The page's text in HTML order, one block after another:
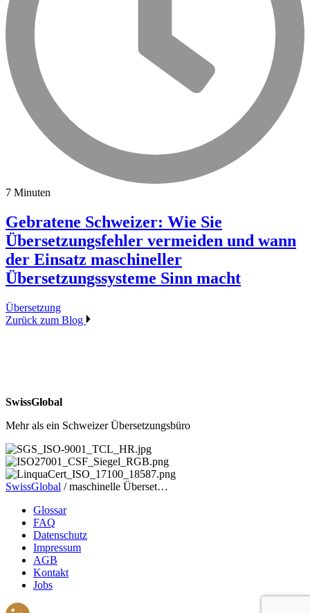
7 Minuten
Gebratene Schweizer: Wie Sie
Übersetzungsfehler vermeiden und wann
der Einsatz maschineller
Übersetzungssysteme Sinn macht
Übersetzung
Zurück zum Blog
SwissGlobal
Mehr als ein Schweizer Übersetzungsbüro
SwissGlobal /maschinelle Überset…
Glossar
FAQ
Datenschutz
Impressum
AGB
Kontakt
Jobs